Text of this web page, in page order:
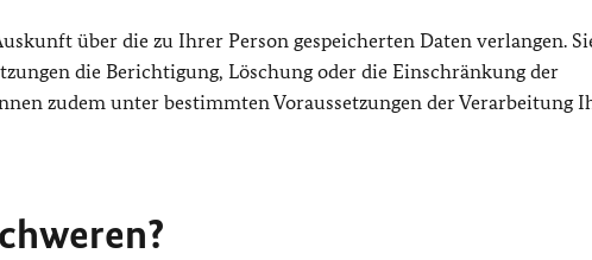
über die zu Ihrer Person gespeicherten Daten verlangen.
die Berichtigung, Löschung oder die Einschränkung der
zudem unter bestimmten Voraussetzungen der Verarbeitung